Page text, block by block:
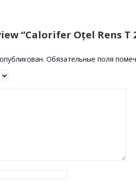
“Calorifer Oțel Rens T
Обязательные поля